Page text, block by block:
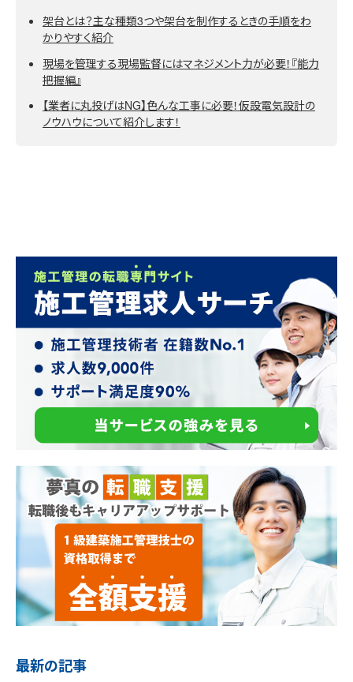
架台とは？主な種類3つや架台を制作するときの手順をわ
かりやすく紹介
現場を管理する現場監督にはマネジメント力が必要！『能力
把握編』
【業者に丸投げはNG】色んな工事に必要！仮設電気設計の
ノウハウについて紹介します！
最新の記事